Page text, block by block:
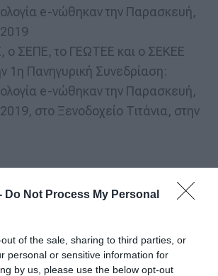
Do Not Process My Personal
of the sale, sharing to third parties, or
personal or sensitive information for
by us, please use the below opt-out
e-νώθηκαν την Παρασκευή,
ο ΣΕΠΕ, το ΓΕΩΤΕΕ και ο ΣΕΚΕΕ
1η Πανηγυρική Συνεδρίαση:
e-νώθηκαν την Παρασκευή,
στο Ξενοδοχείο Τιτάνια, στην
Πρόεδρος του ΣΕΚΕΕ
στο κομμάτι της πρωτογενούς
δεν εισάγει τεχνολογία είναι
πίσω από τις εξελίξεις και